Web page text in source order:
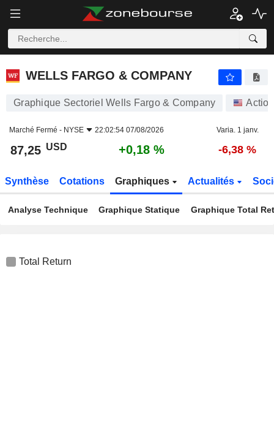
WELLS FARGO & COMPANY
WELLS FARGO & COMPANY
Graphique Sectoriel Wells Fargo & Company
Marché Fermé - NYSE 22:02:54 07/08/2026 Varia. 1 janv.
87,25 USD +0,18 % -6,38 %
Synthèse Cotations Graphiques Actualités
Analyse Technique Graphique Statique Graphique Total
Total Return